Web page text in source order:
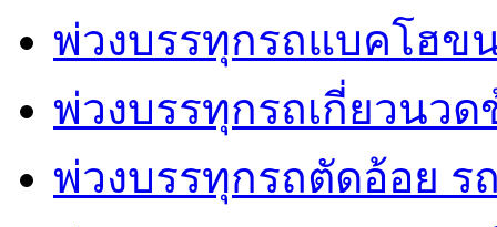
พ่วงบรรทุกรถแบคโฮข
พ่วงบรรทุกรถเกี่ยวนวด
พ่วงบรรทุกรถตัดอ้อย ร